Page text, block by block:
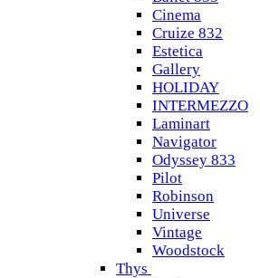
Cinema
Cruize 832
Estetica
Gallery
HOLIDAY
INTERMEZZO
Laminart
Navigator
Odyssey 833
Pilot
Robinson
Universe
Vintage
Woodstock
Thys